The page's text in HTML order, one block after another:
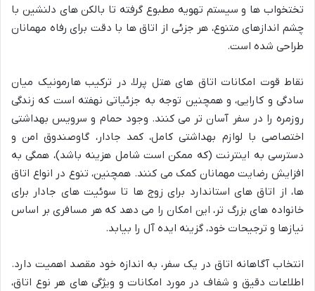
تختخواب ها و سیستم تهویه مطبوع گرفته تا بالکن های دلنشین با
چشم اندازهای متنوع، هر جزئی از اتاق ها با دقت برای رفاه مهمانان
طراحی شده است.
نقاط قوت امکانات اتاق های هتل پرلا، در ترکیب هارمونیک میان
سادگی و کارایی، و همچنین توجه به جزئیاتی نهفته است که زندگی
روزمره را در سفر آسان تر می کنند. وجود حمام و سرویس بهداشتی
اختصاصی با لوازم بهداشتی کامل، کمد جادار، گاوصندوق امن و
دسترسی به اینترنت (که ممکن است شامل هزینه باشد)، همگی به
افزایش رضایت مهمانان کمک می کنند. همچنین، تنوع در انواع اتاق
ها، از اتاق های استاندارد برای زوج ها تا سوئیت های جادار برای
خانواده های بزرگ تر، این امکان را می دهد که هر مسافری بر اساس
نیازها و ترجیحات خود، گزینه ایده آل را بیابد.
انتخاب آگاهانه اتاق در یک سفر، به اندازه خود مقصد اهمیت دارد.
اطلاعات دقیق و شفاف در مورد امکانات و ویژگی های هر نوع اتاق،